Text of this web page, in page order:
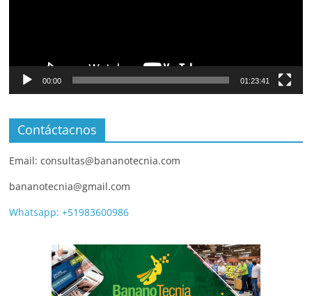
00:00 01:23:41
Contáctacnos
Email: consultas@bananotecnia.com
bananotecnia@gmail.com
Whatsapp: +51983600986